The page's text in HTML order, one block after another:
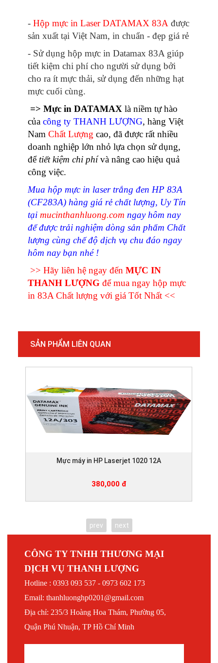
-Hộp mực in Laser DATAMAX 83A được
sản xuất tại Việt Nam, in chuẩn - đẹp giá rẻ
- Sử dụng hộp mực in Datamax 83A giúp
tiết kiệm chi phí cho người sử dụng bởi
cho ra ít mực thải, sử dụng đến những hạt
mực cuối cùng.
=> Mực in DATAMAX là niềm tự hào
củacông ty THANH LƯỢNG, hàng Việt
NamChất Lượng cao, đã được rất nhiều
doanh nghiệp lớn nhỏ lựa chọn sử dụng,
để tiết kiệm chi phívà nâng cao hiệu quả
công việc.
Mua hộp mực in laser trắng đen HP 83A
(CF283A) hàng giá rẻ chất lượng, Uy Tín
tại mucinthanhluong.com ngay hôm nay
để được trải nghiệm dòng sản phẩm Chất
lượng cùng chế độ dịch vụ chu đáo ngay
hôm nay bạn nhé !
>> Hãy liên hệ ngay đếnMỰC IN
THANH LƯỢNG để mua ngay hộp mực
in 83A Chất lượng với giá Tốt Nhất <<
SẢN PHẨM LIÊN QUAN
Mực máy in HP Laserjet 1020 12A
380,000 đ
prev next
CÔNG TY TNHH THƯƠNG MẠI
DỊCH VỤ THANH LƯỢNG
Hotline : 0393 093 537 - 0973 602 173
Email: thanhluonghp0201@gmail.com
Địa chỉ: 235/3 Hoàng Hoa Thám, Phường 05,
Quận Phú Nhuận, TP Hồ Chí Minh